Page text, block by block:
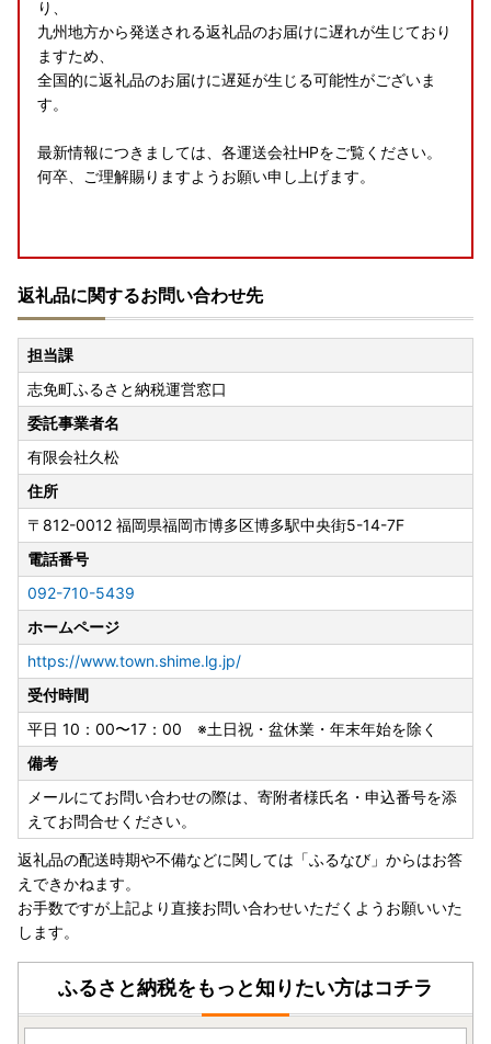
り、
九州地方から発送される返礼品のお届けに遅れが生じており
ますため、
全国的に返礼品のお届けに遅延が生じる可能性がございま
す。
最新情報につきましては、各運送会社HPをご覧ください。
何卒、ご理解賜りますようお願い申し上げます。
誠に勝手ながら、以下の期間、お問い合わせへの返信・返礼
品の発送手配を休止いたします。
ご不便をおかけしますが、何卒ご了承くださいませ。
夏季休業日
8月13日（木）～8月16日（日）
---------------------
事務所移転に伴う休業日
8月24日（月）・8月25日（火）
※寄附申込は上記期間も受け付けております。
◆お問い合わせは窓口対応日に順次ご返信いたします。
◆事務所移転に伴う休業日（8月24日・25日）にお急ぎのご
用件がございましたら、志免町役場（TEL：092-935-185
4）までご連絡ください。
◆返礼品の発送については、各ページの記載内容をご確認く
ださい。
◆返礼品ページに記載の納期よりお時間をいただく場合がご
ざいます。
【窓口対応日：土日祝除く平日10時～17時】
---------------------
ぎの場合にはダウンロードください。
返礼品に関するお問い合わせ先
担当課
志免町ふるさと納税運営窓口
委託事業者名
有限会社久松
住所
〒812-0012 福岡県福岡市博多区博多駅中央街5-14-7F
電話番号
092-710-5439
ホームページ
https://www.town.shime.lg.jp/
受付時間
平日 10：00〜17：00 ※土日祝・盆休業・年末年始を除く
備考
メールにてお問い合わせの際は、寄附者様氏名・申込番号を添
えてお問合せください。
返礼品の配送時期や不備などに関しては「ふるなび」からはお答
えできかねます。
お手数ですが上記より直接お問い合わせいただくようお願いいた
します。
ふるさと納税をもっと知りたい方はコチラ